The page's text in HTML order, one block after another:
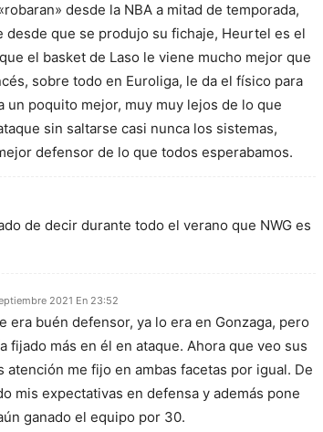
desde la NBA a mitad de temporada,
que se produjo su fichaje, Heurtel es el
el basket de Laso le viene mucho mejor que
sobre todo en Euroliga, le da el físico para
un poquito mejor, muy muy lejos de lo que
sin saltarse casi nunca los sistemas,
defensor de lo que todos esperabamos.
de decir durante todo el verano que NWG es
2021 En 23:52
era buén defensor, ya lo era en Gonzaga, pero
fijado más en él en ataque. Ahora que veo sus
atención me fijo en ambas facetas por igual. De
mis expectativas en defensa y además pone
ganado el equipo por 30.